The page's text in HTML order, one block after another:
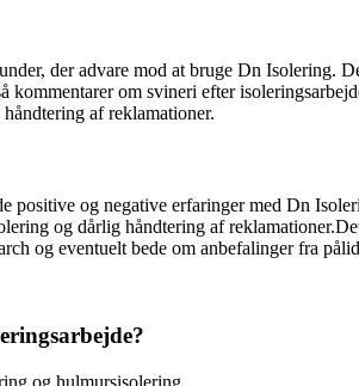
der advare mod at bruge Dn
om svineri efter
af reklamationer.
positive og negative erfaringer med Dn
og dårlig håndtering af
og eventuelt bede om anbefalinger fra
og hulmursisolering.